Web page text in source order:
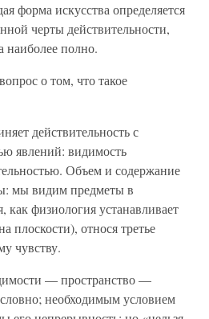
форма искусства определяется
черты действительности,
наиболее полно.
о том, что такое
действительность с
явлений: видимость
Объем и содержание
мы видим предметы в
как физиология устанавливает
плоскости), относя третье
чувству.
— пространство —
необходимым условием